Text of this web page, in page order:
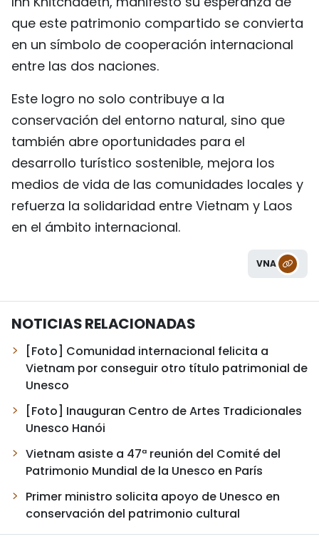
que este patrimonio compartido se convierta
en un símbolo de cooperación internacional
entre las dos naciones.
Este logro no solo contribuye a la
conservación del entorno natural, sino que
también abre oportunidades para el
desarrollo turístico sostenible, mejora los
medios de vida de las comunidades locales y
refuerza la solidaridad entre Vietnam y Laos
en el ámbito internacional.
VNA
NOTICIAS RELACIONADAS
[Foto] Comunidad internacional felicita a
Vietnam por conseguir otro título patrimonial de
Unesco
[Foto] Inauguran Centro de Artes Tradicionales
Unesco Hanói
Vietnam asiste a 47ª reunión del Comité del
Patrimonio Mundial de la Unesco en París
Primer ministro solicita apoyo de Unesco en
conservación del patrimonio cultural